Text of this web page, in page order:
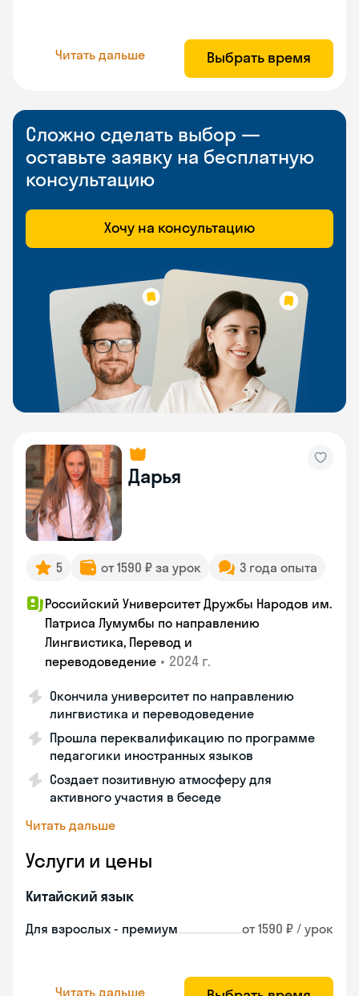
Читать дальше Выбрать время
Сложно сделать выбор —
оставьте заявку на бесплатную
консультацию
Хочу на консультацию
Дарья
5 от 1590 ₽ за урок 3 года опыта
Российский Университет Дружбы Народов им.
Патриса Лумумбы по направлению
Лингвистика, Перевод и
переводоведение • 2024 г.
Окончила университет по направлению
лингвистика и переводоведение
Прошла переквалификацию по программе
педагогики иностранных языков
Создает позитивную атмосферу для
активного участия в беседе
Читать дальше
Услуги и цены
Китайский язык
Для взрослых - премиум от 1590 ₽ / урок
Читать дальше